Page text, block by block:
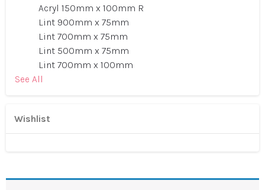
Acryl 150mm x 100mm R
Lint 900mm x 75mm
Lint 700mm x 75mm
Lint 500mm x 75mm
Lint 700mm x 100mm
See All
Wishlist